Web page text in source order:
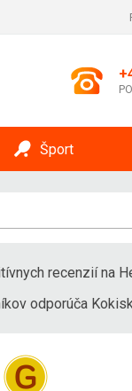
Šport
recenzií na
odporúča